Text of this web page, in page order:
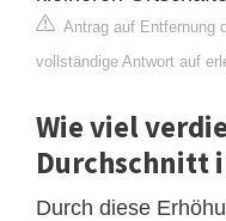
Antrag auf Entfernung
vollständige Antwort auf
Wie viel
Durchschnitt
Durch diese